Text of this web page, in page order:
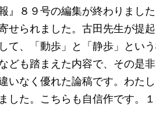
』８９号の編集が終わりまし
せられました。古田先生が提
て、「動歩」と「静歩」とい
ども踏まえた内容で、その是
いなく優れた論稿です。わた
した。こちらも自信作です。